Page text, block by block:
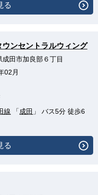
る
ンセントラルウィング
成田市加良部６丁目
02月
線 「成田 」 バス5分 徒歩6
る